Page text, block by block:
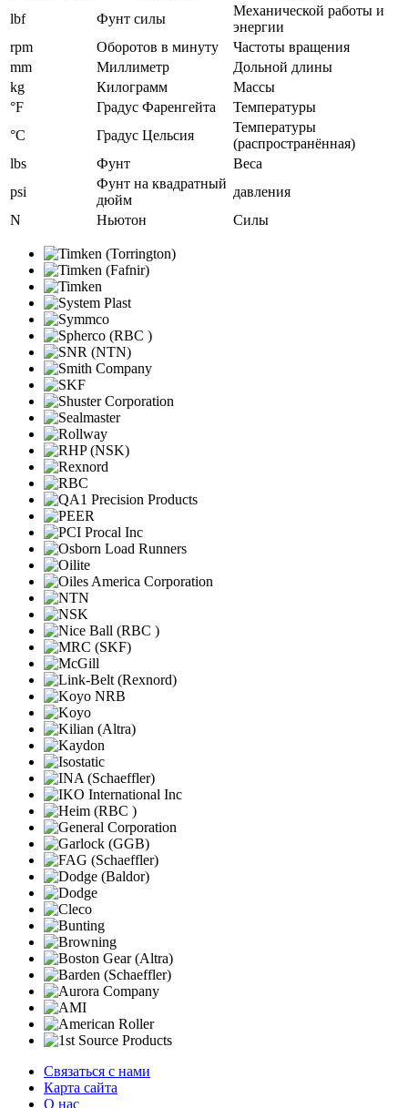
lbf
Фунт силы
Механической работы и
энергии
rpm
Оборотов в минуту
Частоты вращения
mm
Миллиметр
Дольной длины
kg
Килограмм
Массы
°F
Градус Фаренгейта
Температуры
°C
Градус Цельсия
Температуры
(распространённая)
lbs
Фунт
Веса
psi
Фунт на квадратный
дюйм
давления
N
Ньютон Силы
Связаться с нами
Карта сайта
О нас